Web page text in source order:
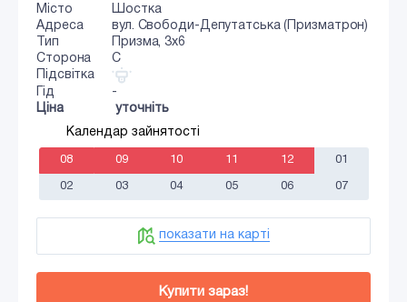
Місто
Шостка
Адреса
вул. Свободи-Депутатська (Призматрон)
Тип
Призма, 3х6
Сторона
C
Підсвітка
Гід
-
Ціна
уточніть
Календар зайнятості
08 09 10 11 12 01
02 03 04 05 06 07
показати на карті
Купити зараз!